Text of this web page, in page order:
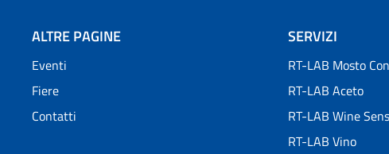
ALTRE PAGINE
Eventi
Fiere
Contatti
SERVIZI
RT-LAB Mosto
RT-LAB Aceto
RT-LAB Wine
RT-LAB Vino